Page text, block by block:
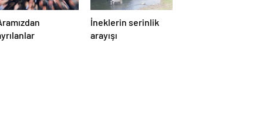
İneklerin serinlik
arayışı